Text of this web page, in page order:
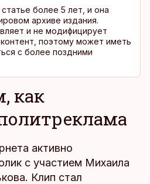
более 5 лет, и она
архиве издания.
и не модифицирует
поэтому может иметь
с более поздними
как
активно
с участием Михаила
Клип стал